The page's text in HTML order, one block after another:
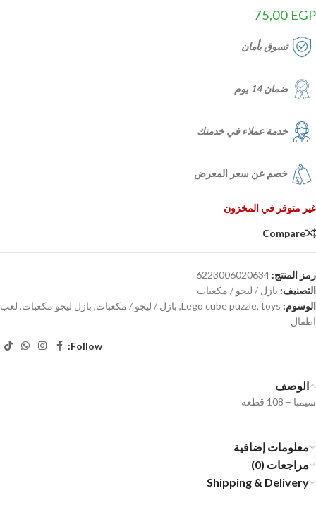
75,00 EGP
تسوق بأمان
ضمان 14 يوم
خدمة عملاء في خدمتك
خصم عن سعر المعرض
غير متوفر في المخزون
Compare
رمز المنتج: 6223006020634
التصنيف: بازل / ليجو / مكعبات
الوسوم:
Lego cube puzzle, toys
, بازل / ليجو / مكعبات, بازل ليجو مكعبات, لعب
اطفال
Follow:
الوصف
سيمبا – 108 قطعة
معلومات إضافية
مراجعات (0)
Shipping & Delivery